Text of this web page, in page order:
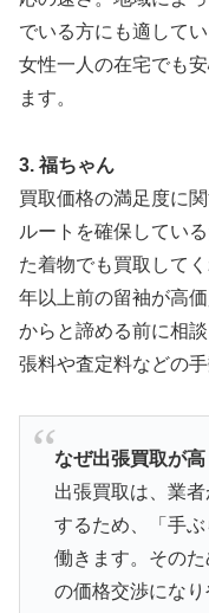
でいる方にも適して
女性一人の在宅でも
ます。
3. 福ちゃん
買取価格の満足度に
ルートを確保してい
た着物でも買取して
年以上前の留袖が高
からと諦める前に相
張料や査定料などの
なぜ出張買取が
出張買取は、業
するため、「手
働きます。その
の価格交渉にな